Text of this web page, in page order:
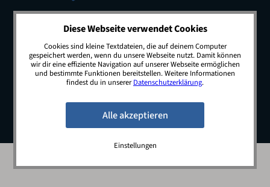
© 2026 JobSwop.io · All rights reserved.
Blog Jobs Newsletter
Kontakt
Preise
Impressum Datenschutz
Diese Webseite verwendet Cookies
Cookies sind kleine Textdateien, die auf deinem Computer
gespeichert werden, wenn du unsere Webseite nutzt. Damit können
wir dir eine effiziente Navigation auf unserer Webseite ermöglichen
und bestimmte Funktionen bereitstellen. Weitere Informationen
findest du in unsererDatenschutzerklärung.
Einstellungen